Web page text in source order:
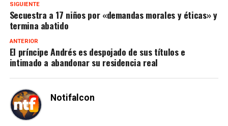
SIGUIENTE
Secuestra a 17 niños por «demandas morales y éticas» y
termina abatido
ANTERIOR
El príncipe Andrés es despojado de sus títulos e
intimado a abandonar su residencia real
Notifalcon